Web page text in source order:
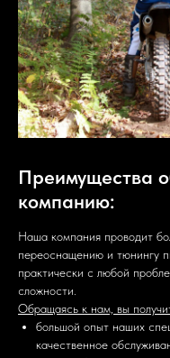
Преимущества
компанию:
Наша компания проводит
переоснащению и тюнингу
практически с любой
сложности.
Обращаясь к нам, вы
большой опыт наших
качественное